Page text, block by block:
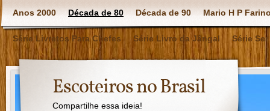
Anos 2000 Década de 80 Década de 90 Mario H P
Série Livretos Para Chefes Série Livro da Jângal Série
Escoteiros no Brasil
Compartilhe essa ideia!